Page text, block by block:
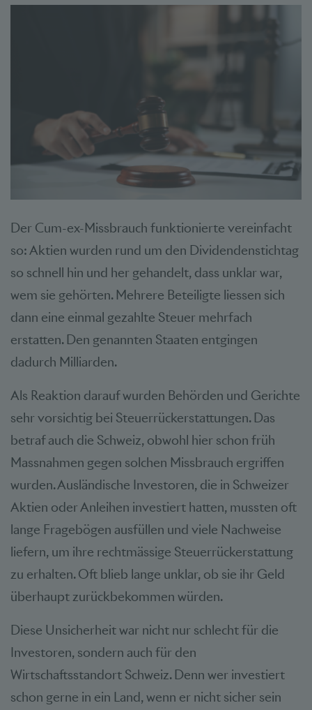
Der Cum-ex-Missbrauch funktionierte vereinfacht
so: Aktien wurden rund um den Dividendenstichtag
so schnell hin und her gehandelt, dass unklar war,
wem sie gehörten. Mehrere Beteiligte liessen sich
dann eine einmal gezahlte Steuer mehrfach
erstatten. Den genannten Staaten entgingen
dadurch Milliarden.
Als Reaktion darauf wurden Behörden und Gerichte
sehr vorsichtig bei Steuerrückerstattungen. Das
betraf auch die Schweiz, obwohl hier schon früh
Massnahmen gegen solchen Missbrauch ergriffen
wurden. Ausländische Investoren, die in Schweizer
Aktien oder Anleihen investiert hatten, mussten oft
lange Fragebögen ausfüllen und viele Nachweise
liefern, um ihre rechtmässige Steuerrückerstattung
zu erhalten. Oft blieb lange unklar, ob sie ihr Geld
überhaupt zurückbekommen würden.
Diese Unsicherheit war nicht nur schlecht für die
Investoren, sondern auch für den
Wirtschaftsstandort Schweiz. Denn wer investiert
schon gerne in ein Land, wenn er nicht sicher sein